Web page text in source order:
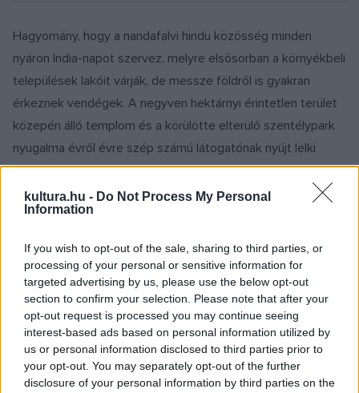
kultura.hu - Do Not Process My Personal
Information
If you wish to opt-out of the sale, sharing to third parties, or
processing of your personal or sensitive information for
targeted advertising by us, please use the below opt-out
section to confirm your selection. Please note that after your
opt-out request is processed you may continue seeing
interest-based ads based on personal information utilized by
us or personal information disclosed to third parties prior to
your opt-out. You may separately opt-out of the further
disclosure of your personal information by third parties on the
Hagyomány, hogy a nandafalvi hindu közösség minden
nyáron India-napot szervez, melyre elsősorban a környékbeli
települések lakóit várják, de messze földről is gyakran
érkeznek vendégek. A negyven hektárnyi érintetlen terület
közepén álló templom és a körülötte elterülő szentélypark
nyugalma évről évre szép számú látogatónak nyújt lelki
feltöltődést.
vendégeknek: Túri Virág Rékatáncművész és a Parvati
odisszi indiai klasszikus tánccsoport aTíz avatárcímű
darabot mutatja be, az Ausztriából érkezőGabriele Fall
Gandharvikagitárművész-énekes pedig vaisnava spirituális
zenei feldolgozásokat szólaltat meg.